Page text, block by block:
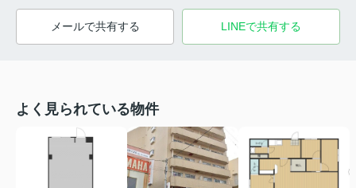
メールで共有する LINEで共有する
よく見られている物件